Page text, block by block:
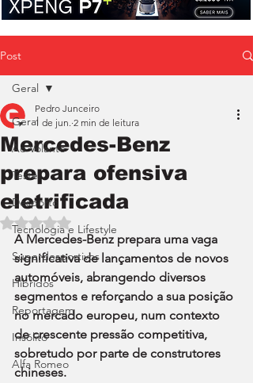
Post
Geral
Ao Volante
Teste
Desporto
Tecnologia e Lifestyle
Superdesportivos
Híbridos
Reportagem
Insólito
Alfa Romeo
Geral
Mercedes-Benz
prepara ofensiva
eletrificada
Pedro Junceiro
1 de jun. 2 min de leitura
Avaliado com NaN de 5 estrelas.
A Mercedes-Benz prepara uma vaga
significativa de lançamentos de novos
automóveis, abrangendo diversos
segmentos e reforçando a sua posição
no mercado europeu, num contexto
de crescente pressão competitiva,
sobretudo por parte de construtores
chineses.